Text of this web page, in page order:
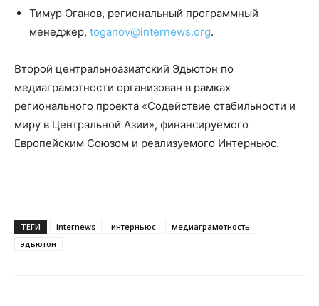
Тимур Оганов, региональный программный
менеджер, toganov@internews.org.
Второй центральноазиатский Эдьютон по
медиаграмотности организован в рамках
регионального проекта «Содействие стабильности и
миру в Центральной Азии», финансируемого
Европейским Союзом и реализуемого Интерньюс.
ТЕГИ internews интерньюс
медиаграмотность
эдьютон